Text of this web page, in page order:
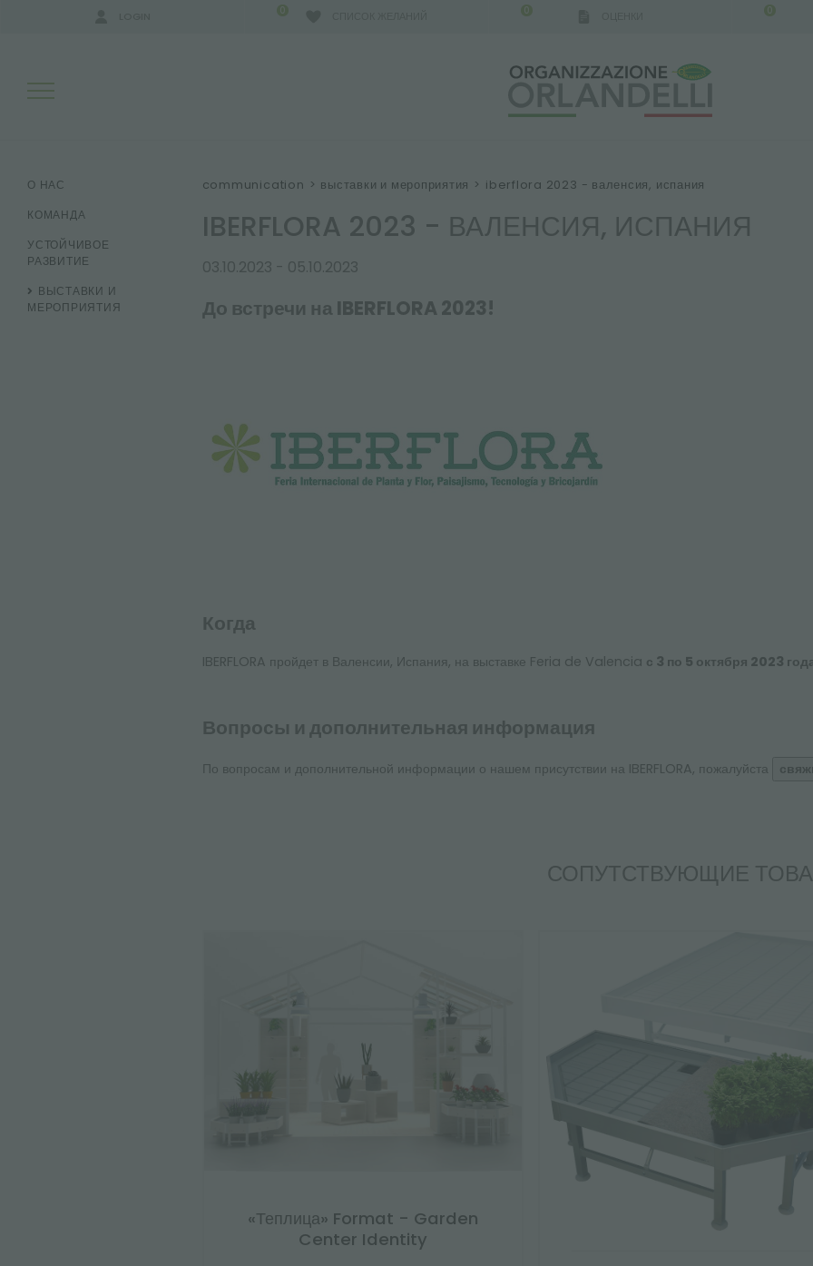
0 0 0
РЕЗУЛЬТАТЫ ПОИСКА:
БОЛЬШЕ РЕЗУЛЬТАТОВ ДЛЯ ВАС:
О НАС
КОМАНДА
УСТОЙЧИВОЕ
РАЗВИТИЕ
ВЫСТАВКИ И
МЕРОПРИЯТИЯ
communication > выставки и мероприятия > iberflora 2023 - валенсия, испания
IBERFLORA 2023 - ВАЛЕНСИЯ, ИСПАНИЯ
03.10.2023 - 05.10.2023
До встречи на IBERFLORA 2023!
Когда
IBERFLORA пройдет в Валенсии, Испания, на выставке Feria de Valencia с 3 по 5 октября 2023
Вопросы и дополнительная информация
По вопросам и дополнительной информации о нашем присутствии на IBERFLORA, пожалуйста
СОПУТСТВУЮЩИЕ
«Теплица» Format - Garden
Center Identity